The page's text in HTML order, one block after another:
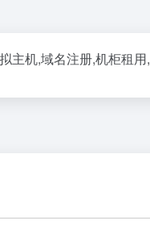
主机,域名注册,机柜租